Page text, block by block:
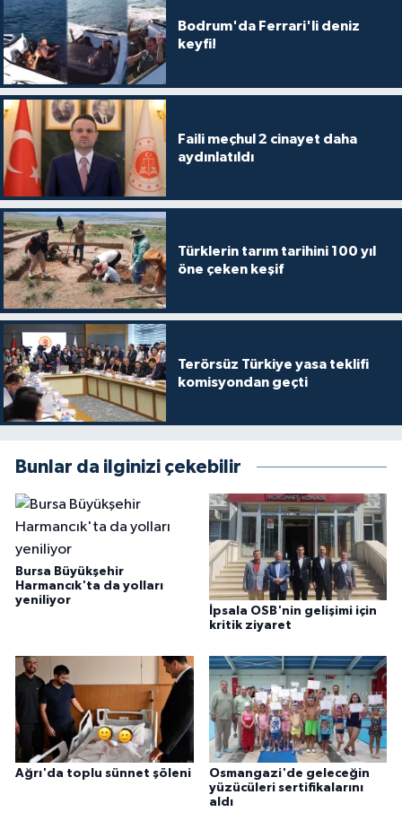
Bodrum'da Ferrari'li deniz
keyfi!
Faili meçhul 2 cinayet daha
aydınlatıldı
Türklerin tarım tarihini 100 yıl
öne çeken keşif
Terörsüz Türkiye yasa teklifi
komisyondan geçti
Bunlar da ilginizi çekebilir
Bursa Büyükşehir
Harmancık'ta da yolları
yeniliyor
İpsala OSB'nin gelişimi için
kritik ziyaret
Ağrı'da toplu sünnet şöleni
Osmangazi'de geleceğin
yüzücüleri sertifikalarını
aldı